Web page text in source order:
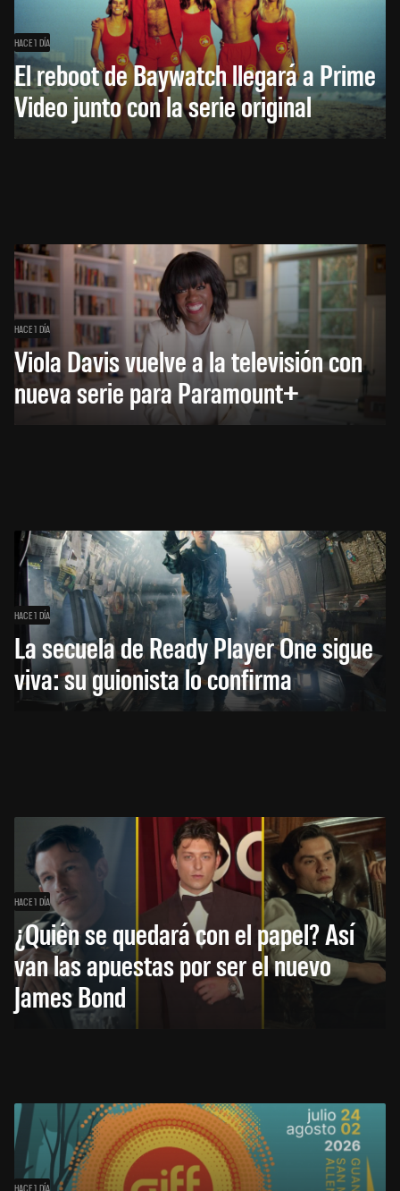
HACE 1 DÍA
El reboot de Baywatch llegará a Prime
Video junto con la serie original
HACE 1 DÍA
Viola Davis vuelve a la televisión con
nueva serie para Paramount+
HACE 1 DÍA
La secuela de Ready Player One sigue
viva: su guionista lo confirma
HACE 1 DÍA
¿Quién se quedará con el papel? Así
van las apuestas por ser el nuevo
James Bond
HACE 1 DÍA